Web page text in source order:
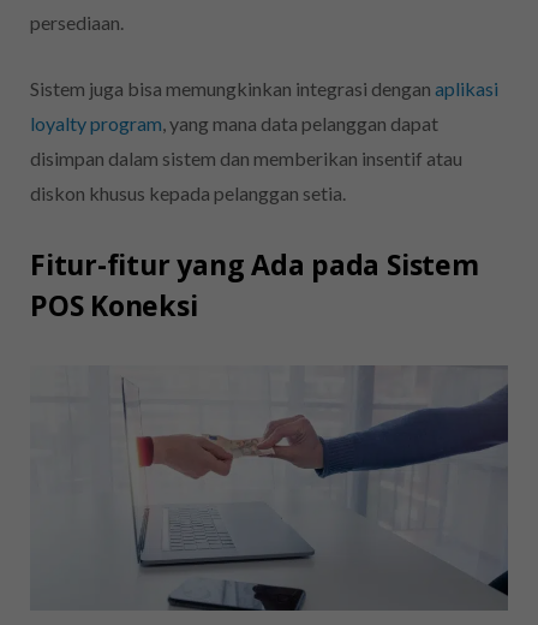
persediaan.
Sistem juga bisa memungkinkan integrasi dengan aplikasi
loyalty program, yang mana data pelanggan dapat
disimpan dalam sistem dan memberikan insentif atau
diskon khusus kepada pelanggan setia.
Fitur-fitur yang Ada pada Sistem
POS Koneksi